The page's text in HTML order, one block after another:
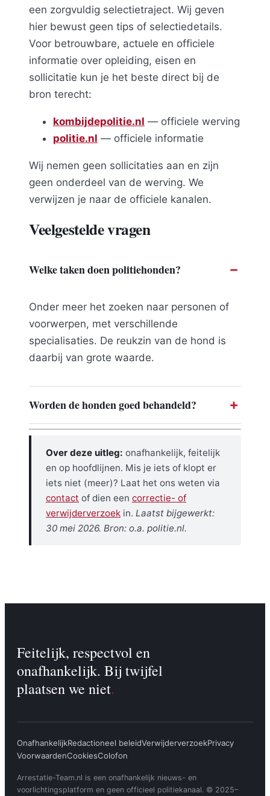
een zorgvuldig selectietraject. Wij geven
hier bewust geen tips of selectiedetails.
Voor betrouwbare, actuele en officiele
informatie over opleiding, eisen en
sollicitatie kun je het beste direct bij de
bron terecht:
kombijdepolitie.nl — officiele werving
politie.nl — officiele informatie
Wij nemen geen sollicitaties aan en zijn
geen onderdeel van de werving. We
verwijzen je naar de officiele kanalen.
Veelgestelde vragen
Welke taken doen politiehonden?
Onder meer het zoeken naar personen of
voorwerpen, met verschillende
specialisaties. De reukzin van de hond is
daarbij van grote waarde.
Worden de honden goed behandeld?
Over deze uitleg: onafhankelijk, feitelijk
en op hoofdlijnen. Mis je iets of klopt er
iets niet (meer)? Laat het ons weten via
contact of dien een correctie- of
verwijderverzoek in. Laatst bijgewerkt:
30 mei 2026. Bron: o.a. politie.nl.
Feitelijk, respectvol en
onafhankelijk. Bij twijfel
plaatsen we niet.
OnafhankelijkRedactioneel beleidVerwijderverzoekPrivacy
VoorwaardenCookiesColofon
Arrestatie-Team.nl is een onafhankelijk nieuws- en
voorlichtingsplatform en geen officieel politiekanaal. © 2025–